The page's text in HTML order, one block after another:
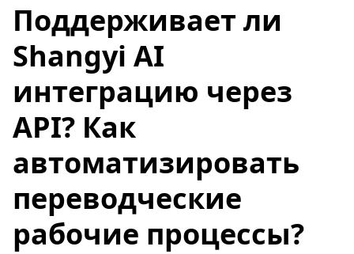
Поддерживает ли
Shangyi AI
интеграцию через
API? Как
автоматизировать
переводческие
рабочие процессы?